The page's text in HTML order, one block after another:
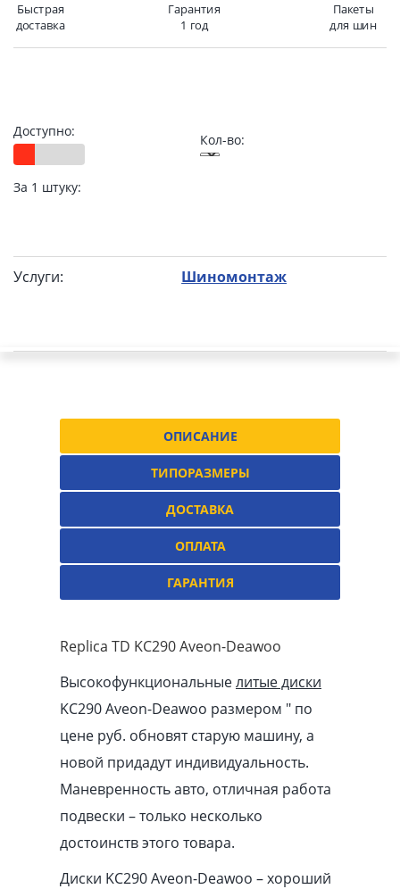
Быстрая
доставка
Гарантия
1 год
Пакеты
для шин
Доступно:
Кол-во:
За 1 штуку:
Услуги: Шиномонтаж
ОПИСАНИЕ
ТИПОРАЗМЕРЫ
ДОСТАВКА
ОПЛАТА
ГАРАНТИЯ
Replica TD KC290 Aveon-Deawoo
Высокофункциональныелитые диски
KC290 Aveon-Deawoo размером ″ по
цене руб. обновят старую машину, а
новой придадут индивидуальность.
Маневренность авто, отличная работа
подвески – только несколько
достоинств этого товара.
Диски KC290 Aveon-Deawoo – хороший